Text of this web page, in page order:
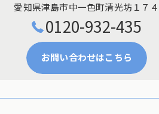
愛知県津島市中一色町清光坊１７４
0120-932-435
お問い合わせはこちら